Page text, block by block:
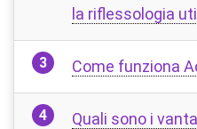
la riflessologia
Come funziona
Quali sono i